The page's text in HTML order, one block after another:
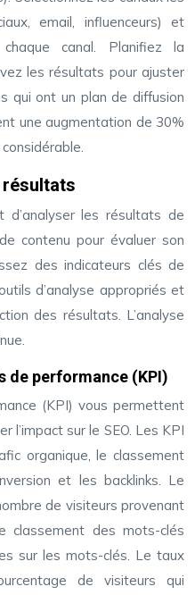
email, influenceurs) et
canal. Planifiez la
les résultats pour ajuster
qui ont un plan de diffusion
une augmentation de 30%
les résultats de
contenu pour évaluer son
des indicateurs clés de
d’analyse appropriés et
des résultats. L’analyse
de performance (KPI)
(KPI) vous permettent
l’impact sur le SEO. Les KPI
organique, le classement
et les backlinks. Le
de visiteurs provenant
classement des mots-clés
sur les mots-clés. Le taux
de visiteurs qui